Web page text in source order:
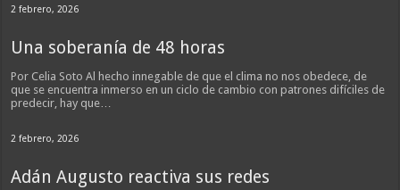
2 febrero, 2026
Una soberanía de 48 horas
Por Celia Soto Al hecho innegable de que el clima no nos obedece, de
que se encuentra inmerso en un ciclo de cambio con patrones difíciles de
predecir, hay que…
2 febrero, 2026
Adán Augusto reactiva sus redes